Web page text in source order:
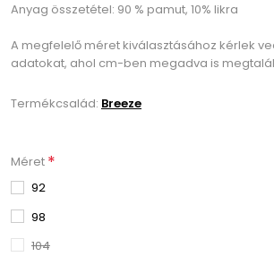
Anyag összetétel: 90 % pamut, 10% likra
A megfelelő méret kiválasztásához kérlek
adatokat, ahol cm-ben megadva is
Termékcsalád: Breeze
Méret *
92
98
104